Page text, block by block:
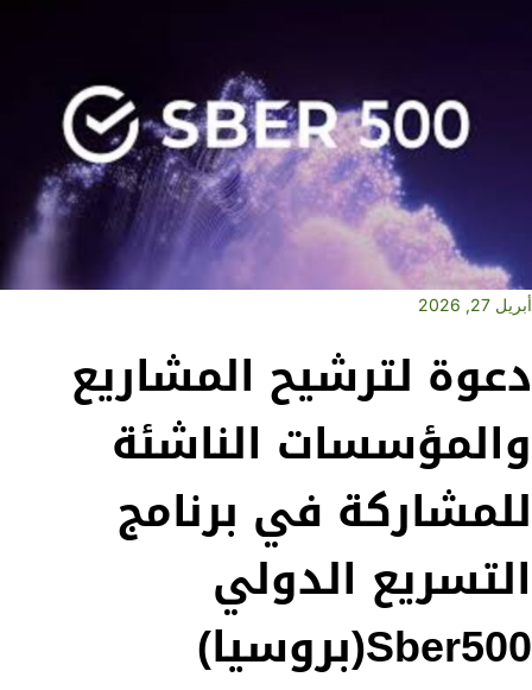
أبريل 27, 2026
دعوة لترشيح المشاريع
والمؤسسات الناشئة
للمشاركة في برنامج
التسريع الدولي
Sber500(بروسيا)